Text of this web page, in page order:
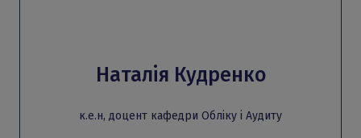
Наталія Кудренко
к.е.н, доцент кафедри Обліку і Аудиту